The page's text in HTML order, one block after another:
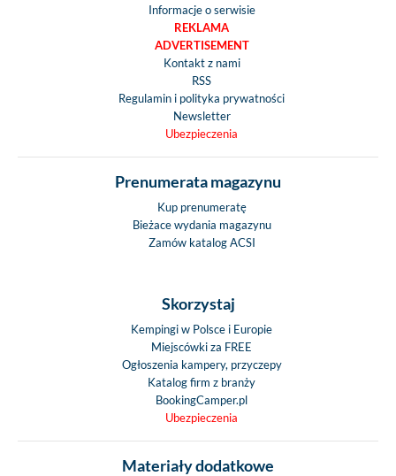
Informacje o serwisie
REKLAMA
ADVERTISEMENT
Kontakt z nami
RSS
Regulamin i polityka prywatności
Newsletter
Ubezpieczenia
Prenumerata magazynu
Kup prenumeratę
Bieżace wydania magazynu
Zamów katalog ACSI
Skorzystaj
Kempingi w Polsce i Europie
Miejscówki za FREE
Ogłoszenia kampery, przyczepy
Katalog firm z branży
BookingCamper.pl
Ubezpieczenia
Materiały dodatkowe